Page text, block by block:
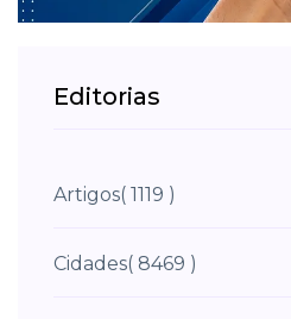
Editorias
Artigos( 1119 )
Cidades( 8469 )